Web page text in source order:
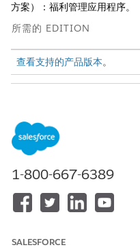
方案）：福利管理应用程序。
所需的 EDITION
查看支持的产品版本。
要安装 Caseworker
productivity Analytics 应用程
序：
查看自动安装的应用程序设置
页面：
1-800-667-6389
SALESFORCE